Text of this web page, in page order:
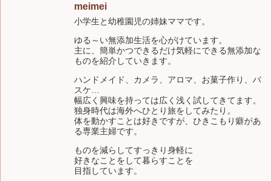
meimei
小学生と幼稚園児の姉妹ママです。
ゆる～い無添加生活を心がけています。
主に、簡単かつできるだけ気軽にできる無添加な
ものを紹介していきます。
ハンドメイド、カメラ、アロマ、お菓子作り、バ
スケ…
幅広く興味を持っては広く浅く試してきてます。
独身時代は海外へひとり旅をしてみたり。
体を動かすことは好きですが、ひきこもり癖があ
る専業主婦です。
ものを減らしてすっきり身軽に
好きなことをして暮らすことを
目指しています。